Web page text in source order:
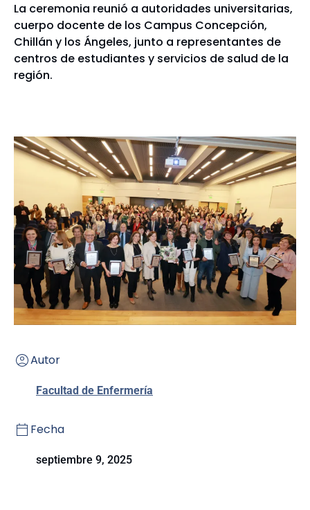
La ceremonia reunió a autoridades universitarias,
cuerpo docente de los Campus Concepción,
Chillán y los Ángeles, junto a representantes de
centros de estudiantes y servicios de salud de la
región.
Autor
Facultad de Enfermería
Fecha
septiembre 9, 2025